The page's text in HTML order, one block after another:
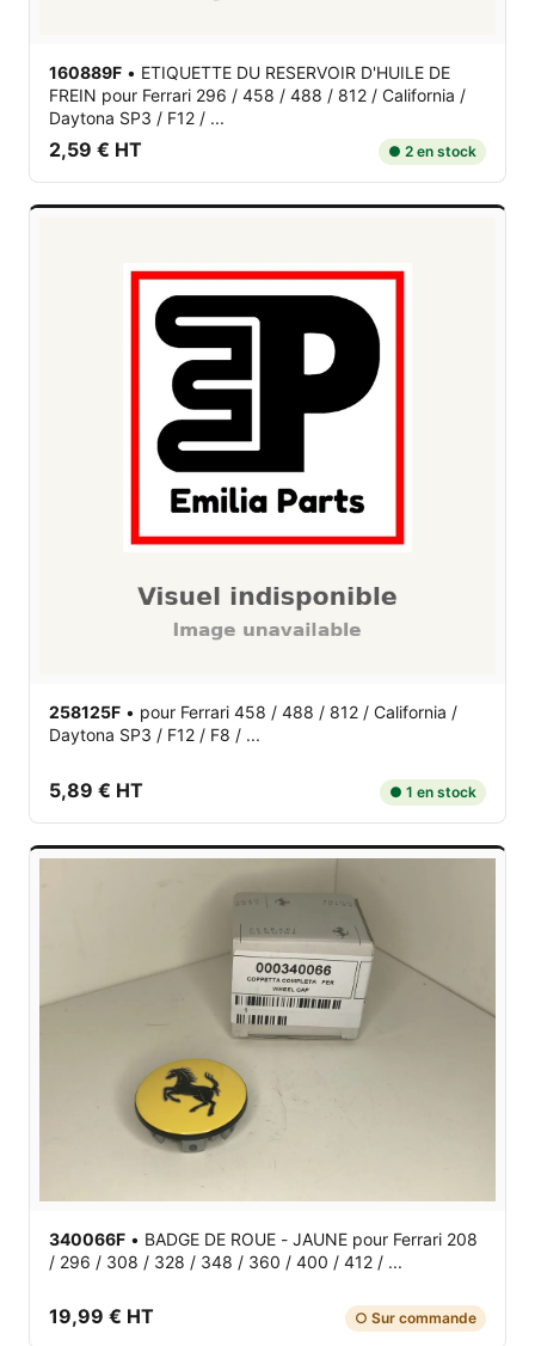
160889F • ETIQUETTE DU RESERVOIR D'HUILE DE
FREIN pour Ferrari 296 / 458 / 488 / 812 / California /
Daytona SP3 / F12 / ...
2,59 € HT ● 2 en stock
258125F • pour Ferrari 458 / 488 / 812 / California /
Daytona SP3 / F12 / F8 / ...
5,89 € HT ● 1 en stock
340066F • BADGE DE ROUE - JAUNE pour Ferrari 208
/ 296 / 308 / 328 / 348 / 360 / 400 / 412 / ...
19,99 € HT ○ Sur commande